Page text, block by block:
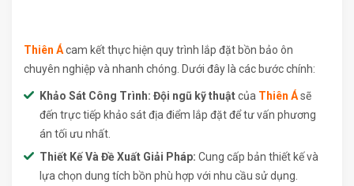
Thiên Ácam kết thực hiện quy trình lắp đặt bồn bảo ôn
chuyên nghiệp và nhanh chóng. Dưới đây là các bước chính:
Khảo Sát Công Trình: Đội ngũ kỹ thuậtcủa Thiên Ásẽ
đến trực tiếp khảo sát địa điểm lắp đặt để tư vấn phương
án tối ưu nhất.
Thiết Kế Và Đề Xuất Giải Pháp: Cung cấp bản thiết kế và
lựa chọn dung tích bồn phù hợp với nhu cầu sử dụng.